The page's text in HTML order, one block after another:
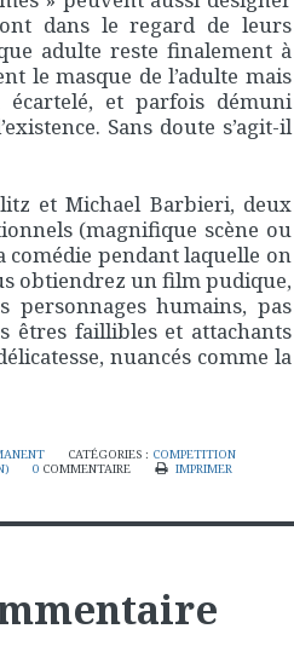
dans le regard de leurs
adulte reste finalement à
le masque de l’adulte mais
écartelé, et parfois démuni
Sans doute s’agit-il
et Michael Barbieri, deux
(magnifique scène ou
comédie pendant laquelle on
obtiendrez un film pudique,
personnages humains, pas
êtres faillibles et attachants
nuancés comme la
CATÉGORIES : COMPETITION
0 COMMENTAIRE
IMPRIMER